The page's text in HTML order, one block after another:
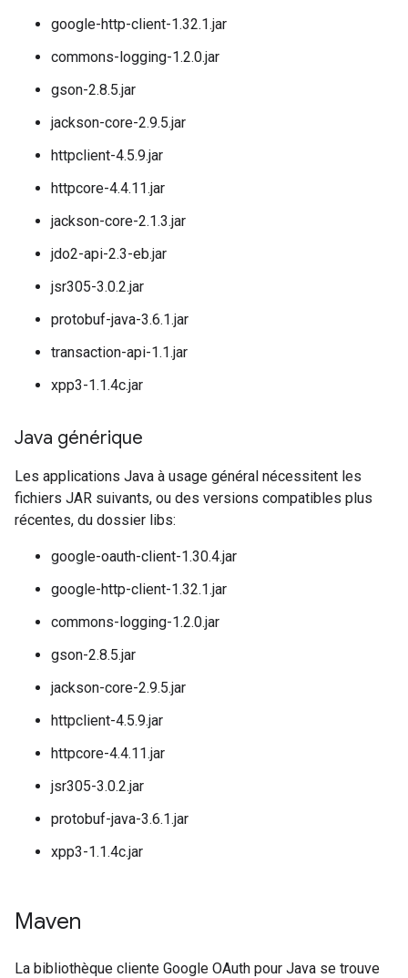
google-http-client-1.32.1.jar
commons-logging-1.2.0.jar
gson-2.8.5.jar
jackson-core-2.9.5.jar
httpclient-4.5.9.jar
httpcore-4.4.11.jar
jackson-core-2.1.3.jar
jdo2-api-2.3-eb.jar
jsr305-3.0.2.jar
protobuf-java-3.6.1.jar
transaction-api-1.1.jar
xpp3-1.1.4c.jar
Java générique
Les applications Java à usage général nécessitent les
fichiers JAR suivants, ou des versions compatibles plus
récentes, du dossier libs:
google-oauth-client-1.30.4.jar
google-http-client-1.32.1.jar
commons-logging-1.2.0.jar
gson-2.8.5.jar
jackson-core-2.9.5.jar
httpclient-4.5.9.jar
httpcore-4.4.11.jar
jsr305-3.0.2.jar
protobuf-java-3.6.1.jar
xpp3-1.1.4c.jar
Maven
La bibliothèque cliente Google OAuth pour Java se trouve